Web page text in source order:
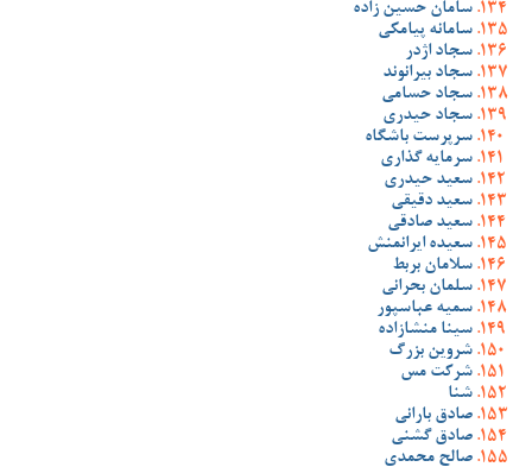
سامان حسین زاده
سامانه پیامکی
سجاد اژدر
سجاد بیرانوند
سجاد حسامی
سجاد حیدری
سرپرست باشگاه
سرمایه گذاری
سعید حیدری
سعید دقیقی
سعید صادقی
سعیده ایرانمنش
سلامان بربط
سلمان بحرانی
سمیه عباسپور
سینا منشازاده
شروین بزرگ
شرکت مس
شنا
صادق بارانی
صادق گشنی
صالح محمدی